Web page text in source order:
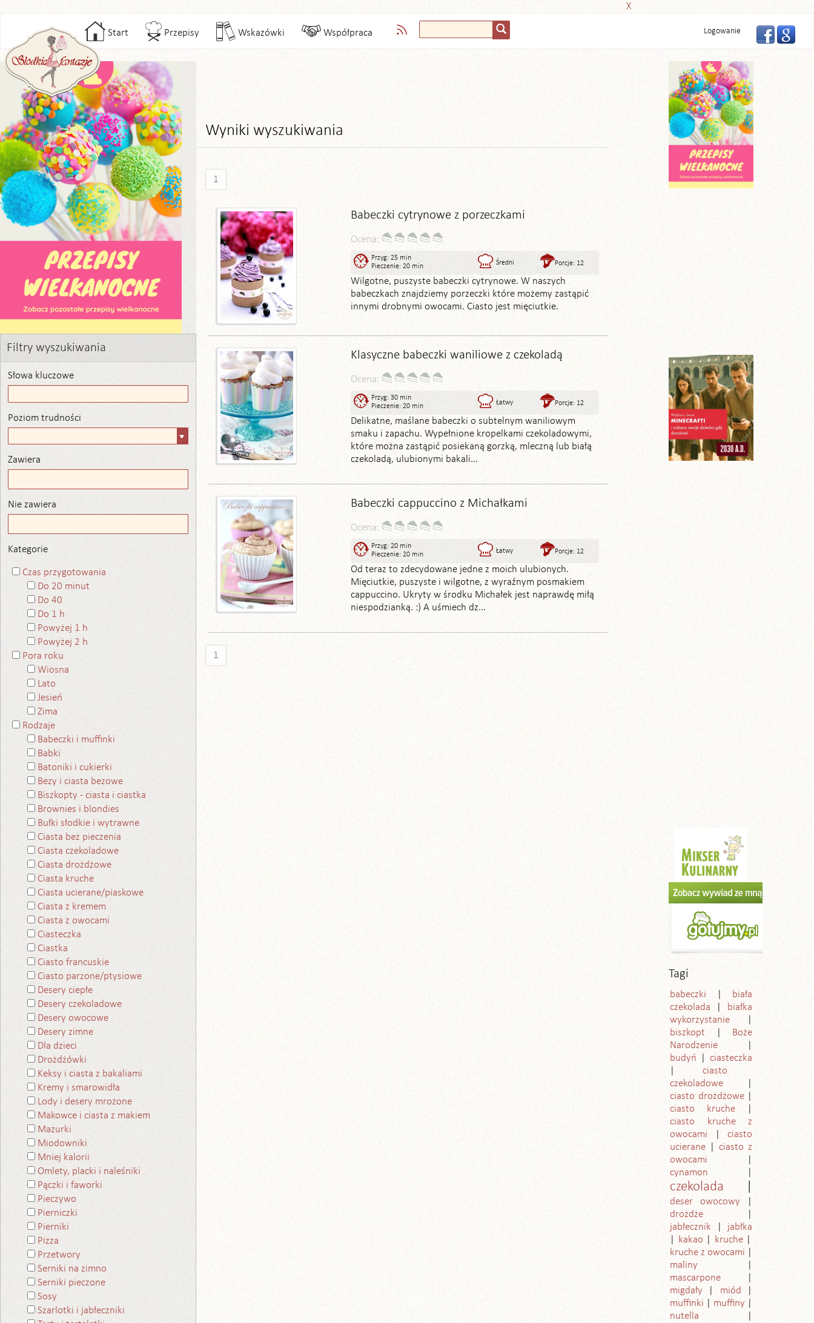
X
Start Przepisy Wskazówki Współpraca Logowanie
Filtry wyszukiwania
Słowa kluczowe
Poziom trudności
trudności
Zawiera
Nie zawiera
Kategorie
Czas przygotowania
Do 20 minut
Do 40
Do 1 h
Powyżej 1 h
Powyżej 2 h
Pora roku
Wiosna
Lato
Jesień
Zima
Rodzaje
Babeczki i muffinki
Babki
Batoniki i cukierki
Bezy i ciasta bezowe
Biszkopty - ciasta i ciastka
Brownies i blondies
Bułki słodkie i wytrawne
Ciasta bez pieczenia
Ciasta czekoladowe
Ciasta drożdżowe
Ciasta kruche
Ciasta ucierane/piaskowe
Ciasta z kremem
Ciasta z owocami
Ciasteczka
Ciastka
Ciasto francuskie
Ciasto parzone/ptysiowe
Desery ciepłe
Desery czekoladowe
Desery owocowe
Desery zimne
Dla dzieci
Drożdżówki
Keksy i ciasta z bakaliami
Kremy i smarowidła
Lody i desery mrożone
Makowce i ciasta z makiem
Mazurki
Miodowniki
Mniej kalorii
Omlety, placki i naleśniki
Pączki i faworki
Pieczywo
Pierniczki
Pierniki
Pizza
Przetwory
Serniki na zimno
Serniki pieczone
Sosy
Szarlotki i jabłeczniki
Wyniki wyszukiwania
1
Babeczki cytrynowe z porzeczkami
Ocena:
Przyg: 25 min
Pieczenie: 20 min
Średni Porcje: 12
Wilgotne, puszyste babeczki cytrynowe. W naszych
babeczkach znajdziemy porzeczki które możemy zastąpić
innymi drobnymi owocami. Ciasto jest mięciutkie.
Klasyczne babeczki waniliowe z czekoladą
Ocena:
Przyg: 30 min
Pieczenie: 20 min
Łatwy Porcje: 12
Delikatne, maślane babeczki o subtelnym waniliowym
smaku i zapachu. Wypełnione kropelkami czekoladowymi,
które można zastąpić posiekaną gorzką, mleczną lub białą
czekoladą, ulubionymi bakali...
Babeczki cappuccino z Michałkami
Ocena:
Przyg: 20 min
Pieczenie: 20 min
Łatwy Porcje: 12
Od teraz to zdecydowane jedne z moich ulubionych.
Mięciutkie, puszyste i wilgotne, z wyraźnym posmakiem
cappuccino. Ukryty w środku Michałek jest naprawdę miłą
niespodzianką. :) A uśmiech dz...
1
Tagi
babeczki
biała
czekolada
białka
wykorzystanie
biszkopt
Boże
Narodzenie
budyń
ciasteczka
ciasto
czekoladowe
ciasto drożdżowe
ciasto kruche
ciasto kruche z
owocami
ciasto
ucierane
ciasto z
owocami
cynamon
czekolada
deser owocowy
drożdże
jabłecznik
jabłka
kakao
kruche
kruche z owocami
maliny
mascarpone
migdały
miód
muffinki
muffiny
nutella